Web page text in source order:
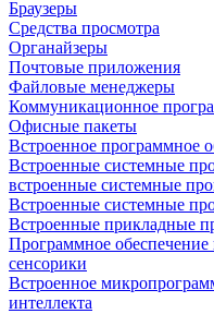
Браузеры
Средства просмотра
Органайзеры
Почтовые приложения
Файловые менеджеры
Коммуникационное
Офисные пакеты
Встроенное программное
Встроенные системные
встроенные системные
Встроенные системные
Встроенные прикладные
Программное
сенсорики
Встроенное
интеллекта